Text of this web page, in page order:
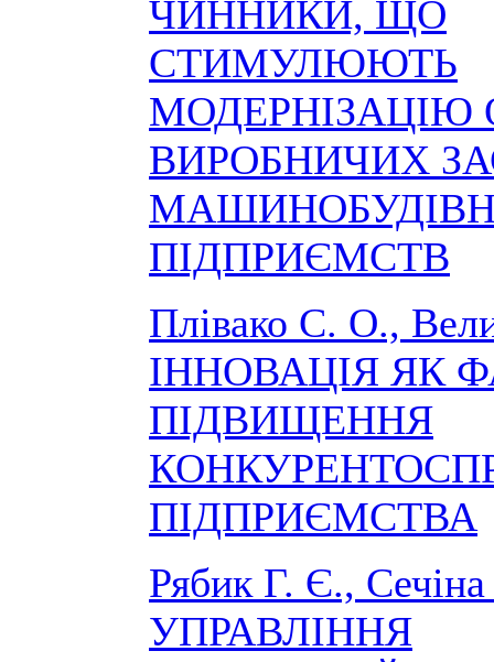
ЧИННИКИ, ЩО
СТИМУЛЮЮТЬ
ВИРОБНИЧИХ
ПІДПРИЄМСТВ
Плівако С. О.,
ІННОВАЦІЯ ЯК
ПІДВИЩЕННЯ
ПІДПРИЄМСТВА
Рябик Г. Є.,
УПРАВЛІННЯ